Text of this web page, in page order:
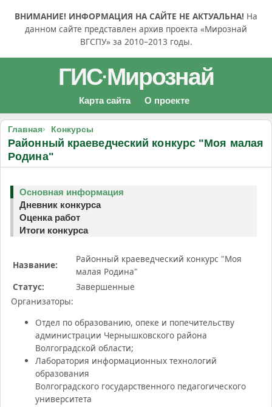
ВНИМАНИЕ! ИНФОРМАЦИЯ НА САЙТЕ НЕ АКТУАЛЬНА! На
данном сайте представлен архив проекта «Мирознай
ВГСПУ» за 2010–2013 годы.
ГИС·Мирознай
Карта сайта О проекте
Главная Конкурсы
Районный краеведческий конкурс "Моя малая
Родина"
Основная информация
Дневник конкурса
Оценка работ
Итоги конкурса
Название:
Районный краеведческий конкурс "Моя
малая Родина"
Статус:
Завершенные
Организаторы:
Отдел по образованию, опеке и попечительству
администрации Чернышковского района
Волгоградской области;
Лаборатория информационных технологий
образования
Волгоградского государственного педагогического
университета